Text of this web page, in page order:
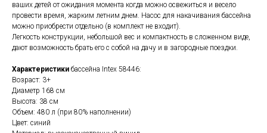
ваших детей от ожидания момента когда можно освежиться и весело
провести время, жарким летним днем. Насос для накачивания бассейна
можно приобрести отдельно (в комплект не входит).
Легкость конструкции, небольшой вес и компактность в сложенном виде,
дают возможность брать его с собой на дачу и в загородные поездки.
Характеристики бассейна Intex 58446:
Возраст: 3+
Диаметр 168 см
Высота: 38 см
Объем: 480 л (при 80% наполнении)
Цвет: синий